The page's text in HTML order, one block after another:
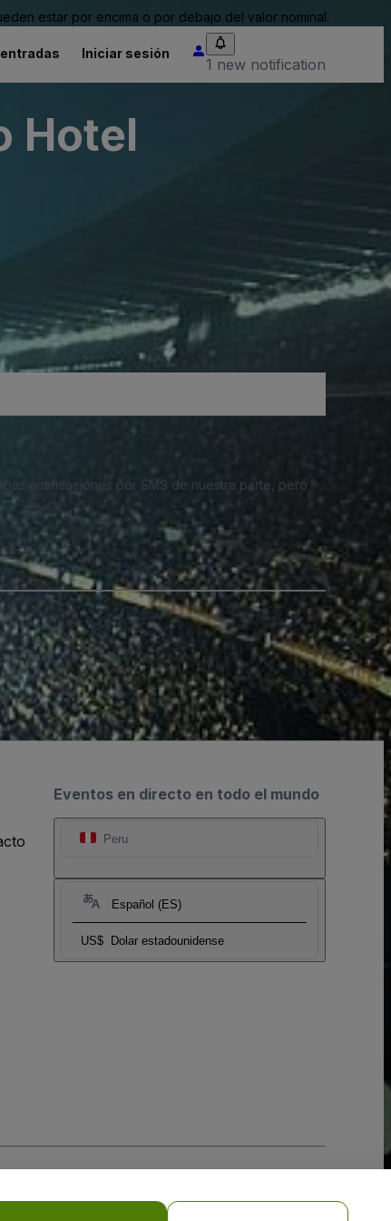
estar por encima o por debajo del valor nominal.
Iniciar sesión
1 new notification
Hotel
notificaciones por SMS de nuestra parte, pero
Eventos en directo en todo el mundo
Peru
Español (ES)
US$ Dolar estadounidense
Política de Privacidad para Móviles